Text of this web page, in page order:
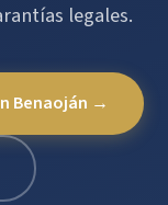
legales.
Benaoján →